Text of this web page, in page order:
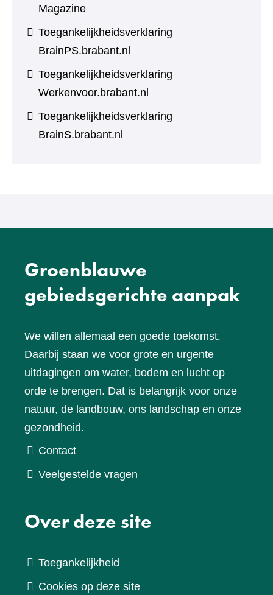
Magazine
Toegankelijkheidsverklaring
BrainPS.brabant.nl
Toegankelijkheidsverklaring
Werkenvoor.brabant.nl
Toegankelijkheidsverklaring
BrainS.brabant.nl
Groenblauwe
gebiedsgerichte aanpak
We willen allemaal een goede toekomst.
Daarbij staan we voor grote en urgente
uitdagingen om water, bodem en lucht op
orde te brengen. Dat is belangrijk voor onze
natuur, de landbouw, ons landschap en onze
gezondheid.
Contact
Veelgestelde vragen
Over deze site
Toegankelijkheid
Cookies op deze site